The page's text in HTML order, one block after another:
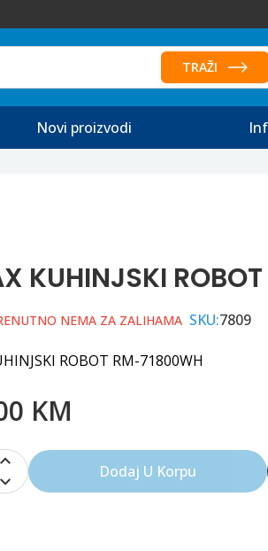
TRAŽI
Novi proizvodi
KUHINJSKI
NEMA ZA ZALIHAMA SKU:7809
ROBOT RM-71800WH
KM
Dodaj U Korpu